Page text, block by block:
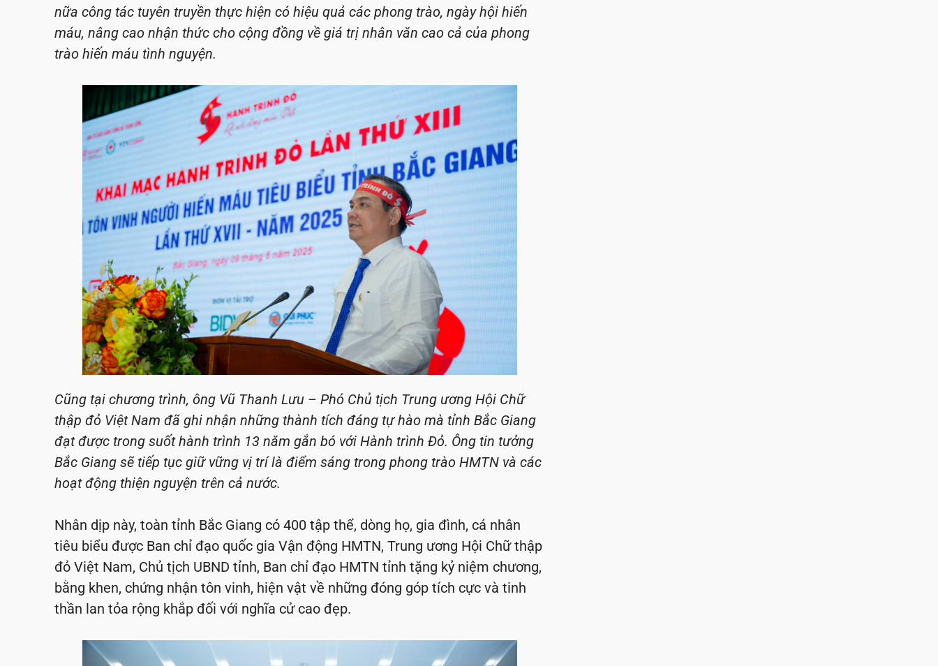
nữa công tác tuyên truyền thực hiện có hiệu quả các phong trào, ngày hội hiến
máu, nâng cao nhận thức cho cộng đồng về giá trị nhân văn cao cả của phong
trào hiến máu tình nguyện.
Cũng tại chương trình, ông Vũ Thanh Lưu – Phó Chủ tịch Trung ương Hội Chữ
thập đỏ Việt Nam đã ghi nhận những thành tích đáng tự hào mà tỉnh Bắc Giang
đạt được trong suốt hành trình 13 năm gắn bó với Hành trình Đỏ. Ông tin tưởng
Bắc Giang sẽ tiếp tục giữ vững vị trí là điểm sáng trong phong trào HMTN và các
hoạt động thiện nguyện trên cả nước.
Nhân dịp này, toàn tỉnh Bắc Giang có 400 tập thể, dòng họ, gia đình, cá nhân
tiêu biểu được Ban chỉ đạo quốc gia Vận động HMTN, Trung ương Hội Chữ thập
đỏ Việt Nam, Chủ tịch UBND tỉnh, Ban chỉ đạo HMTN tỉnh tặng kỷ niệm chương,
bằng khen, chứng nhận tôn vinh, hiện vật về những đóng góp tích cực và tinh
thần lan tỏa rộng khắp đối với nghĩa cử cao đẹp.